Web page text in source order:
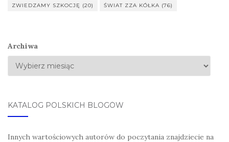
ZWIEDZAMY SZKOCJĘ (20) ŚWIAT ZZA KÓŁKA (76)
Archiwa
KATALOG POLSKICH BLOGÓW
Innych wartościowych autorów do poczytania znajdziecie na